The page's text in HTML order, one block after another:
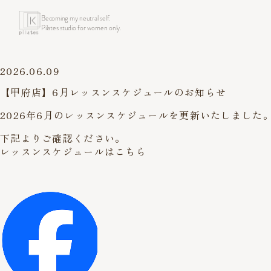
Becoming my neutral self.
Pilates studio for women only.
2026.06.09
【甲府店】6月レッスンスケジュールのお知らせ
2026年6月のレッスンスケジュールを更新いたしました。
下記よりご確認ください。
レッスンスケジュールはこちら